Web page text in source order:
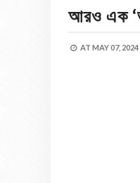
আরও এক
AT MAY 07, 2024